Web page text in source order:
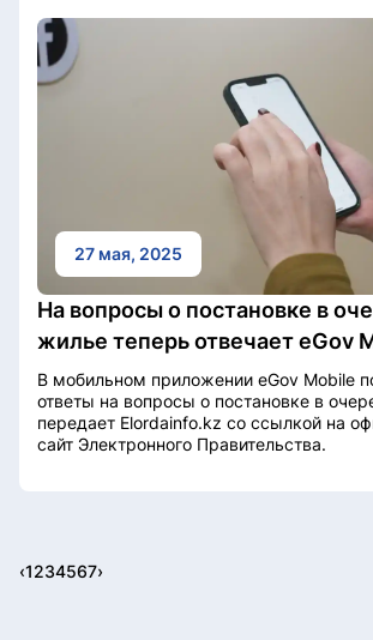
27 мая, 2025
На вопросы о постановке в
жилье теперь отвечает eGov
В мобильном приложении eGov Mobile
ответы на вопросы о постановке в
передает Elordainfo.kz со ссылкой на
сайт Электронного Правительства.
‹1234567›